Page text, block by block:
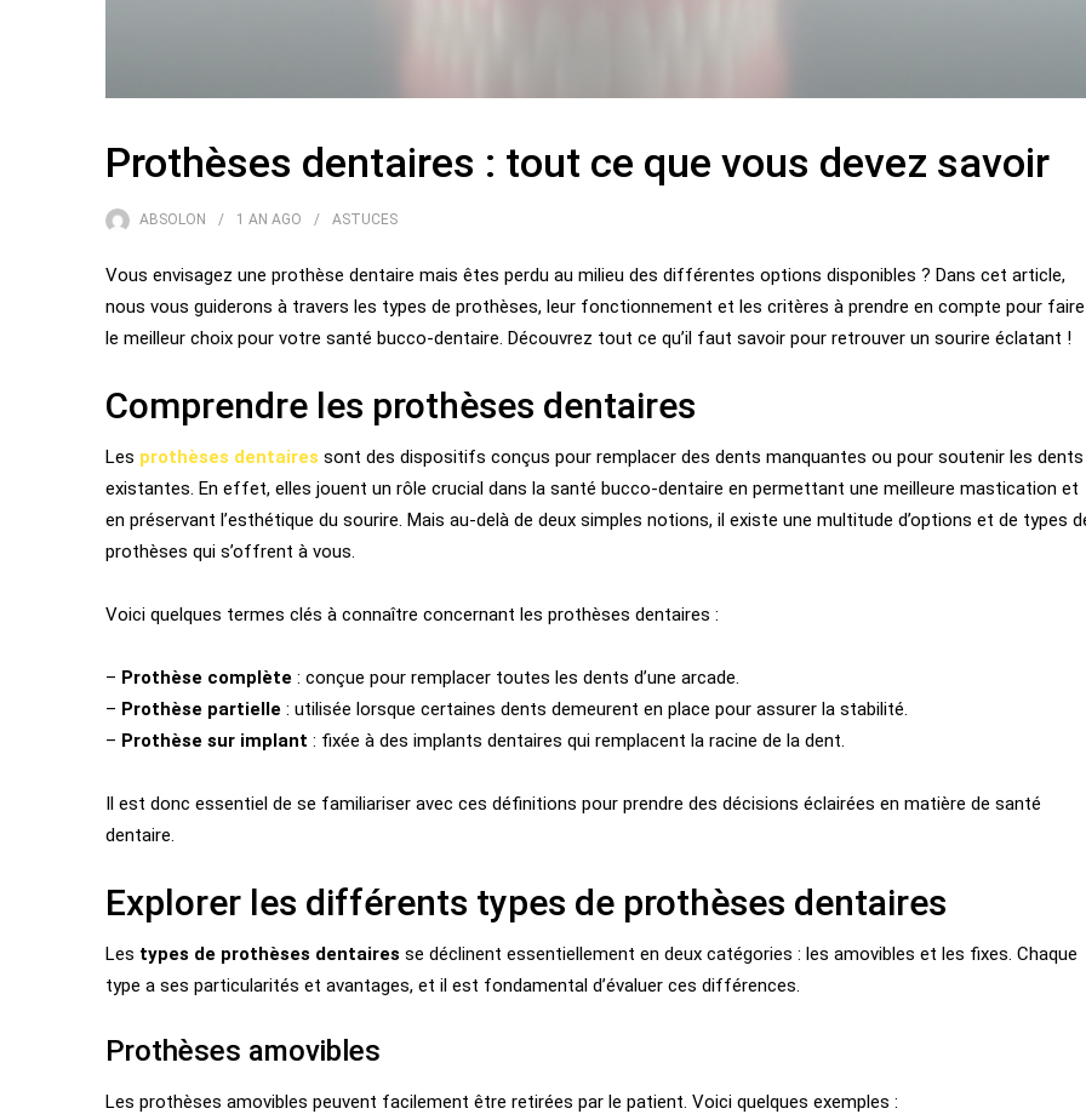
Prothèses dentaires : tout ce que vous devez savoir
ABSOLON 1 AN AGO ASTUCES
Vous envisagez une prothèse dentaire mais êtes perdu au milieu des différentes options disponibles ? Dans cet article,
nous vous guiderons à travers les types de prothèses, leur fonctionnement et les critères à prendre en compte pour faire
le meilleur choix pour votre santé bucco-dentaire. Découvrez tout ce qu’il faut savoir pour retrouver un sourire éclatant !
Comprendre les prothèses dentaires
Les prothèses dentaires sont des dispositifs conçus pour remplacer des dents manquantes ou pour soutenir les dents
existantes. En effet, elles jouent un rôle crucial dans la santé bucco-dentaire en permettant une meilleure mastication et
en préservant l’esthétique du sourire. Mais au-delà de deux simples notions, il existe une multitude d’options et de types
prothèses qui s’offrent à vous.
Voici quelques termes clés à connaître concernant les prothèses dentaires :
– Prothèse complète : conçue pour remplacer toutes les dents d’une arcade.
– Prothèse partielle : utilisée lorsque certaines dents demeurent en place pour assurer la stabilité.
– Prothèse sur implant : fixée à des implants dentaires qui remplacent la racine de la dent.
Il est donc essentiel de se familiariser avec ces définitions pour prendre des décisions éclairées en matière de santé
dentaire.
Explorer les différents types de prothèses dentaires
Les types de prothèses dentaires se déclinent essentiellement en deux catégories : les amovibles et les fixes. Chaque
type a ses particularités et avantages, et il est fondamental d’évaluer ces différences.
Prothèses amovibles
Les prothèses amovibles peuvent facilement être retirées par le patient. Voici quelques exemples :